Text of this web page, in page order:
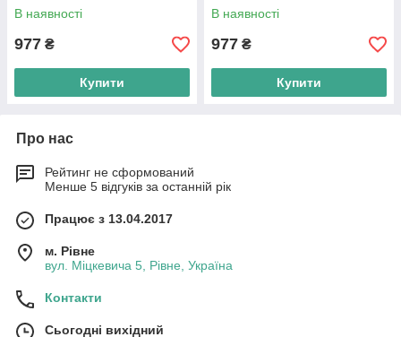
В наявності
977 ₴
Купити
В наявності
977 ₴
Купити
Про нас
Рейтинг не сформований
Менше 5 відгуків за останній рік
Працює з 13.04.2017
м. Рівне
вул. Міцкевича 5, Рівне, Україна
Контакти
Сьогодні вихідний